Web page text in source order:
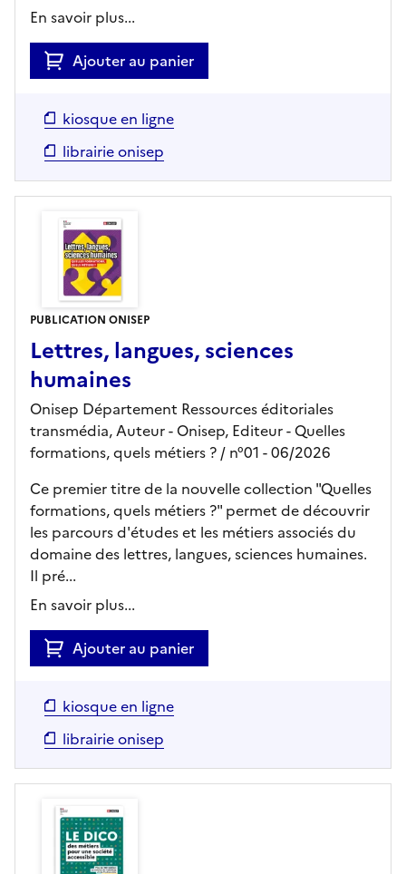
En savoir plus...
Ajouter au panier
kiosque en ligne
librairie onisep
PUBLICATION ONISEP
Lettres, langues, sciences
humaines
Onisep Département Ressources éditoriales
transmédia, Auteur - Onisep, Editeur- Quelles
formations, quels métiers ? / n°01 - 06/2026
Ce premier titre de la nouvelle collection "Quelles
formations, quels métiers ?" permet de découvrir
les parcours d'études et les métiers associés du
domaine des lettres, langues, sciences humaines.
Il pré...
En savoir plus...
Ajouter au panier
kiosque en ligne
librairie onisep